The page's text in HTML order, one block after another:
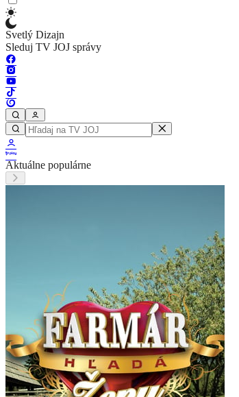
Svetlý Dizajn
Sleduj TV JOJ správy
Aktuálne populárne